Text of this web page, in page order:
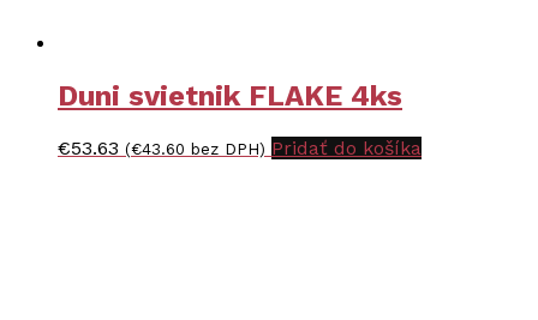
Duni svietnik FLAKE 4ks
€53.63 (€43.60 bez DPH) Pridať do košíka